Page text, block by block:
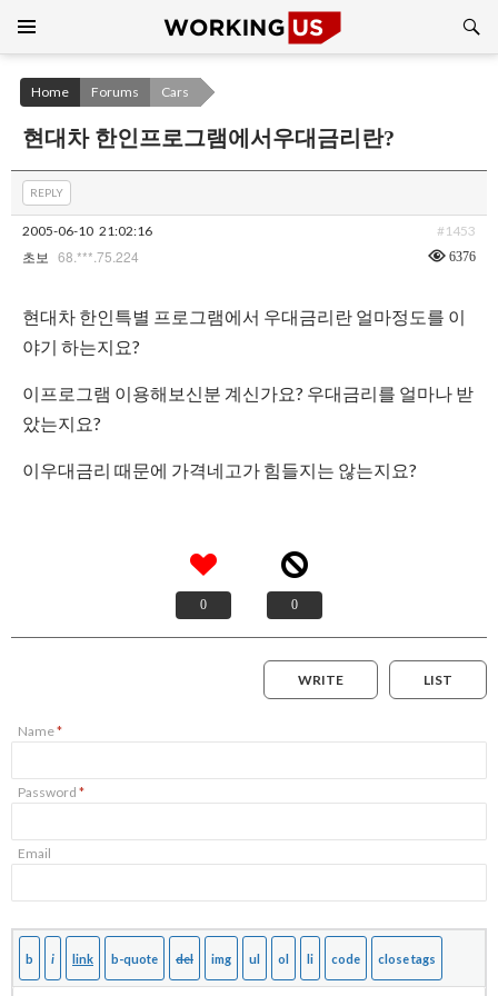
CONTENT
Home Forums Cars
현대차 한인프로그램에서우대금리란?
REPLY
2005-06-10 21:02:16 #1453
초보 68.***.75.224 6376
현대차 한인특별 프로그램에서 우대금리란 얼마정도를 이
야기 하는지요?
이프로그램 이용해보신분 계신가요? 우대금리를 얼마나 받
았는지요?
이우대금리 때문에 가격네고가 힘들지는 않는지요?
0 0
LIST
WRITE
Name*
Password *
Email